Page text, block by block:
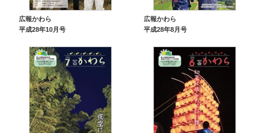
広報かわら
平成28年10月号
広報かわら
平成28年8月号